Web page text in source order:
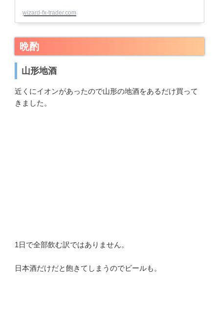
wizard-fx-trader.com
晩酌
山形地酒
近くにイオンがあったので山形の地酒をあるだけ買って
きました。
1日で全部飲む訳ではありません。
日本酒だけだと飽きてしまうのでビールも。